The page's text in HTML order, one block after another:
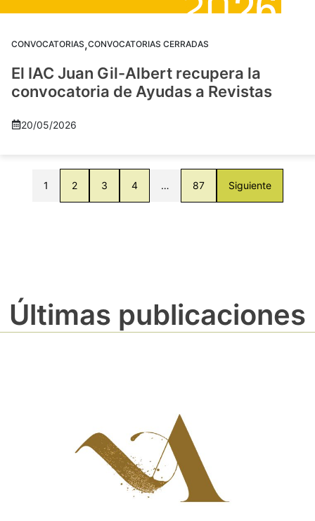
CONVOCATORIAS,CONVOCATORIAS CERRADAS
El IAC Juan Gil-Albert recupera la
convocatoria de Ayudas a Revistas
20/05/2026
1 2 3 4 … 87 Siguiente
Últimas publicaciones